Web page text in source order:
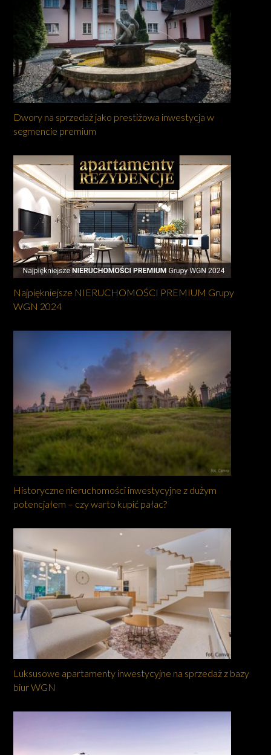
Dwory na sprzedaż jako prestiżowa inwestycja w
segmencie premium
Najpiękniejsze NIERUCHOMOŚCI PREMIUM Grupy
WGN 2024
Historyczne nieruchomości inwestycyjne z dużym
potencjałem – czy warto kupić pałac?
Luksusowe apartamenty inwestycyjne na sprzedaż z bazy
biur WGN